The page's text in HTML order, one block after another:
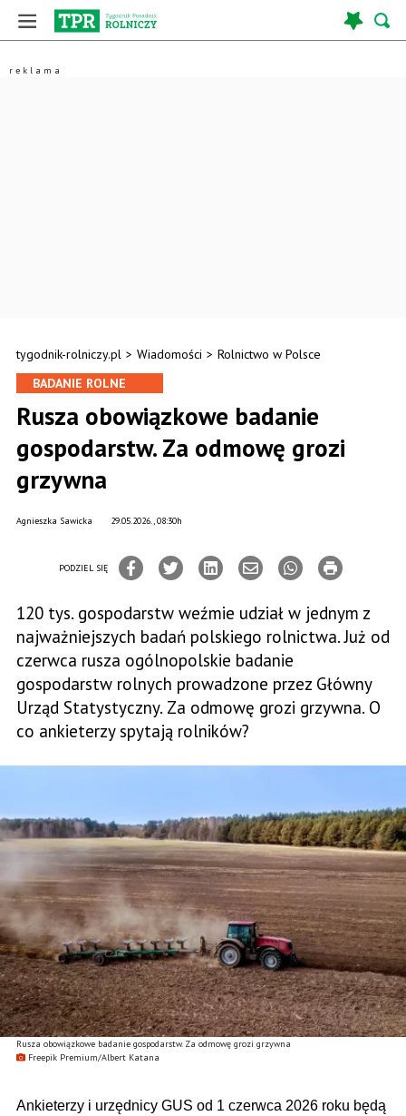
tygodnik-rolniczy.pl > Wiadomości > Rolnictwo w Polsce
Rusza obowiązkowe badanie gospodarstw. Za odmowę grozi grzywna
Freepik Premium/Albert Katana
BADANIE ROLNE
Rusza obowiązkowe badanie
gospodarstw. Za odmowę grozi
grzywna
29.05.2026., 08:30h
Agnieszka Sawicka
PODZIEL SIĘ
120 tys. gospodarstw weźmie udział w jednym z
najważniejszych badań polskiego rolnictwa. Już od
czerwca rusza ogólnopolskie badanie
gospodarstw rolnych prowadzone przez Główny
Urząd Statystyczny. Za odmowę grozi grzywna. O
co ankieterzy spytają rolników?
Ankieterzy i urzędnicy GUS od 1 czerwca 2026 roku będą